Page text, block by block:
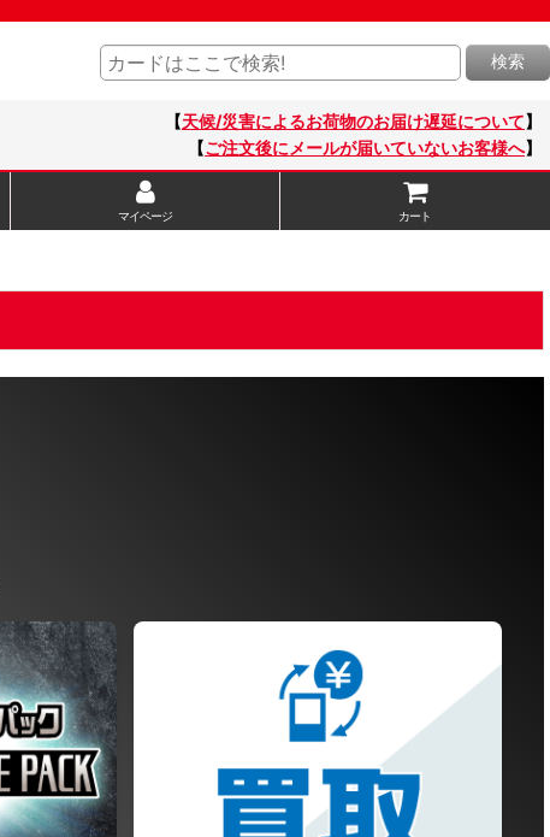
検索
【天候/災害によるお荷物のお届け遅延について】
【ご注文後にメールが届いていないお客様へ】
マイページ カート